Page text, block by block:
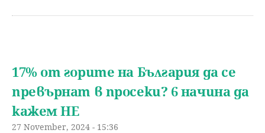
17% от горите на България да се
превърнат в просеки? 6 начина да
кажем НЕ
27 November, 2024 - 15:36